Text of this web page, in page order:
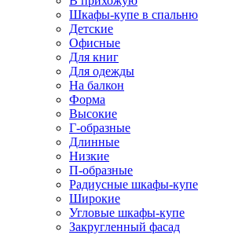
Шкафы-купе в спальню
Детские
Офисные
Для книг
Для одежды
На балкон
Форма
Высокие
Г-образные
Длинные
Низкие
П-образные
Радиусные шкафы-купе
Широкие
Угловые шкафы-купе
Закругленный фасад